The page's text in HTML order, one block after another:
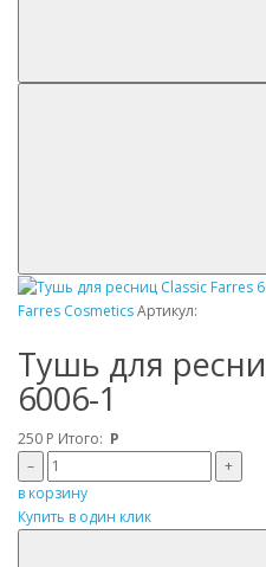
Farres CosmeticsАртикул:
Тушь для
6006-1
250 Р Итого: Р
–
+
в корзину
Купить в один клик